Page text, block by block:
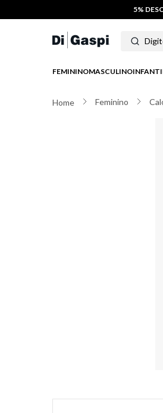
5%
Digite o
FEMININOMASCULINO
Feminino